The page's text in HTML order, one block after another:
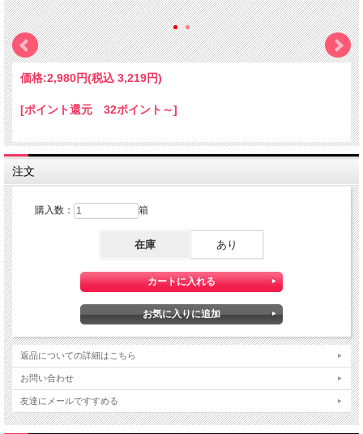
価格:2,980円(税込 3,219円)
[ポイント還元 32ポイント～]
注文
購入数： 箱
在庫 あり
返品についての詳細はこちら
お問い合わせ
友達にメールですすめる